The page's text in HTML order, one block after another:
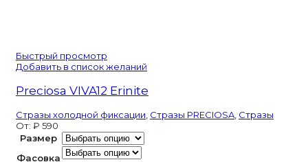
Быстрый просмотр
Добавить в список желаний
Preciosa VIVA12 Erinite
Стразы холодной фиксации Стразы PRECIOSA Стразы
От: ₽ 590
Размер
Фасовка